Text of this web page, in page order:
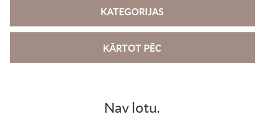
KATEGORIJAS
KĀRTOT PĒC
Nav lotu.